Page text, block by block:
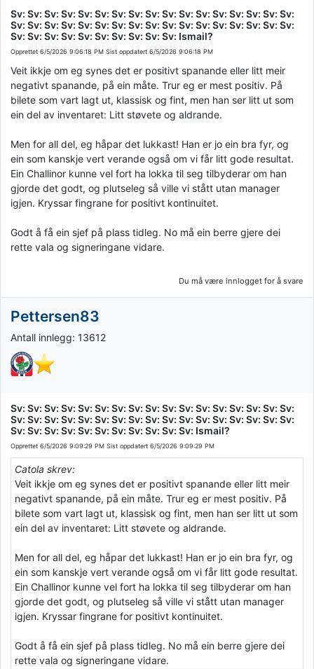
Sv: Sv: Sv: Sv: Sv: Sv: Sv: Sv: Sv: Sv: Sv: Sv: Sv: Sv: Sv: Sv: Sv:
Sv: Sv: Sv: Sv: Sv: Sv: Sv: Sv: Sv: Sv: Sv: Sv: Sv: Sv: Sv: Sv: Sv:
Sv: Sv: Sv: Sv: Sv: Sv: Sv: Sv: Sv: Sv: Ismail?
Opprettet 6/5/2026 9:06:18 PM Sist oppdatert 6/5/2026 9:06:18 PM
Veit ikkje om eg synes det er positivt spanande eller litt meir
negativt spanande, på ein måte. Trur eg er mest positiv. På
bilete som vart lagt ut, klassisk og fint, men han ser litt ut som
ein del av inventaret: Litt støvete og aldrande.
Men for all del, eg håpar det lukkast! Han er jo ein bra fyr, og
ein som kanskje vert verande også om vi får litt gode resultat.
Ein Challinor kunne vel fort ha lokka til seg tilbyderar om han
gjorde det godt, og plutseleg så ville vi stått utan manager
igjen. Kryssar fingrane for positivt kontinuitet.
Godt å få ein sjef på plass tidleg. No må ein berre gjere dei
rette vala og signeringane vidare.
Du må være innlogget for å svare
Pettersen83
Antall innlegg: 13612
Sv: Sv: Sv: Sv: Sv: Sv: Sv: Sv: Sv: Sv: Sv: Sv: Sv: Sv: Sv: Sv: Sv:
Sv: Sv: Sv: Sv: Sv: Sv: Sv: Sv: Sv: Sv: Sv: Sv: Sv: Sv: Sv: Sv: Sv:
Sv: Sv: Sv: Sv: Sv: Sv: Sv: Sv: Sv: Sv: Sv: Ismail?
Opprettet 6/5/2026 9:09:29 PM Sist oppdatert 6/5/2026 9:09:29 PM
Catola skrev:
Veit ikkje om eg synes det er positivt spanande eller litt meir
negativt spanande, på ein måte. Trur eg er mest positiv. På
bilete som vart lagt ut, klassisk og fint, men han ser litt ut som
ein del av inventaret: Litt støvete og aldrande.
Men for all del, eg håpar det lukkast! Han er jo ein bra fyr, og
ein som kanskje vert verande også om vi får litt gode resultat.
Ein Challinor kunne vel fort ha lokka til seg tilbyderar om han
gjorde det godt, og plutseleg så ville vi stått utan manager
igjen. Kryssar fingrane for positivt kontinuitet.
Godt å få ein sjef på plass tidleg. No må ein berre gjere dei
rette vala og signeringane vidare.